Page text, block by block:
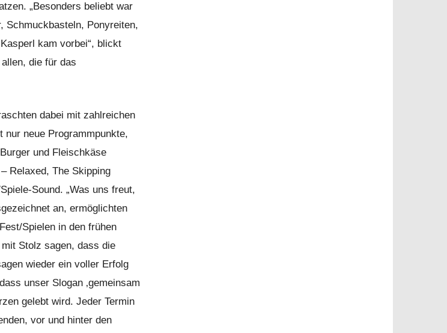
„Besonders beliebt war
Schmuckbasteln, Ponyreiten,
kam vorbei“, blickt
die für das
dabei mit zahlreichen
nur neue Programmpunkte,
und Fleischkäse
Relaxed, The Skipping
Sound. „Was uns freut,
an, ermöglichten
Spielen in den frühen
Stolz sagen, dass die
wieder ein voller Erfolg
unser Slogan ‚gemeinsam
gelebt wird. Jeder Termin
vor und hinter den